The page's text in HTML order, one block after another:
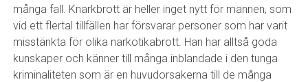
många fall. Knarkbrott är heller inget nytt för mannen, som
vid ett flertal tillfällen har försvarar personer som har varit
misstänkta för olika narkotikabrott. Han har alltså goda
kunskaper och känner till många inblandade i den tunga
kriminaliteten som är en huvudorsakerna till de många